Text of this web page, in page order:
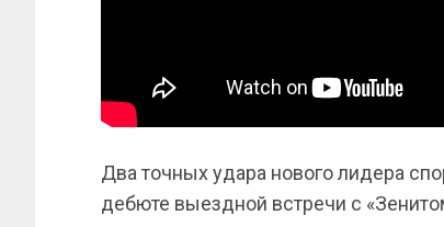
Два точных удара нового лидера
дебюте выездной встречи с